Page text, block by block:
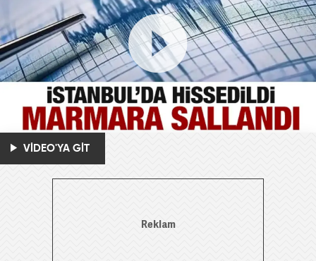
VİDEO'YA GİT